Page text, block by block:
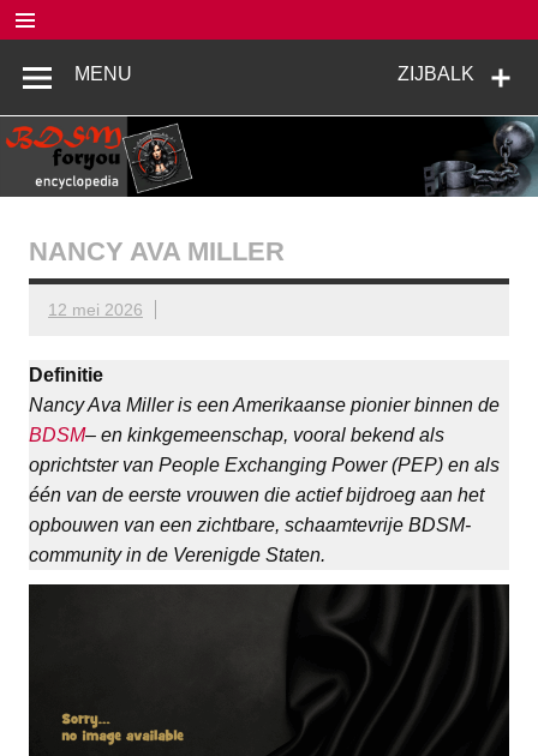
naar
inhoud
BDSM
Encyclopedia
ZIJBALK
MENU
NANCY AVA MILLER
12 mei 2026
Definitie
Nancy Ava Miller is een Amerikaanse pionier binnen de
BDSM– en kinkgemeenschap, vooral bekend als
oprichtster van People Exchanging Power (PEP) en als
één van de eerste vrouwen die actief bijdroeg aan het
opbouwen van een zichtbare, schaamtevrije BDSM-
community in de Verenigde Staten.